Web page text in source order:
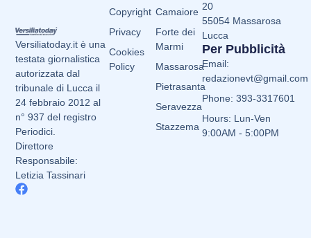
Versiliatoday.it è una
testata giornalistica
autorizzata dal
tribunale di Lucca il
24 febbraio 2012 al
n° 937 del registro
Periodici.
Direttore
Responsabile:
Letizia Tassinari
Camaiore
Forte dei
Marmi
Massarosa
Pietrasanta
Seravezza
Stazzema
Copyright
Privacy
Cookies
Policy
20
55054 Massarosa
Lucca
Per Pubblicità
Email:
redazionevt@gmail.com
Phone: 393-3317601
Hours: Lun-Ven
9:00AM - 5:00PM